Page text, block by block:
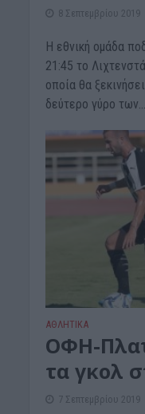
8 Σεπτεμβρίου 2019
Η εθνική ομάδα
21:45 το
οποία θα
δεύτερο γύρο των...
ΑΘΛΗΤΙΚΑ
ΟΦΗ-
τα γκολ
7 Σεπτεμβρίου 2019